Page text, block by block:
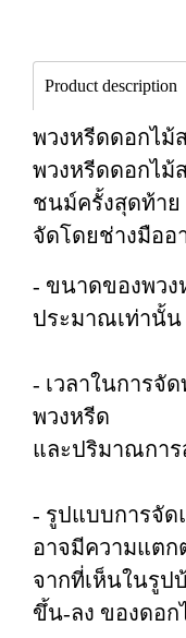
Product description
พวงหรีดดอกไม้
พวงหรีดดอกไม้
ชนม์ครั้งสุดท้าย
จัดโดยช่างมืออ
- ขนาดของพวง
ประมาณเท่านั้น
- เวลาในการจั
พวงหรีด
และปริมาณกา
- รูปแบบการจั
อาจมีความแตก
จากที่เห็นในรูป
ขึ้น-ลง ของดอ